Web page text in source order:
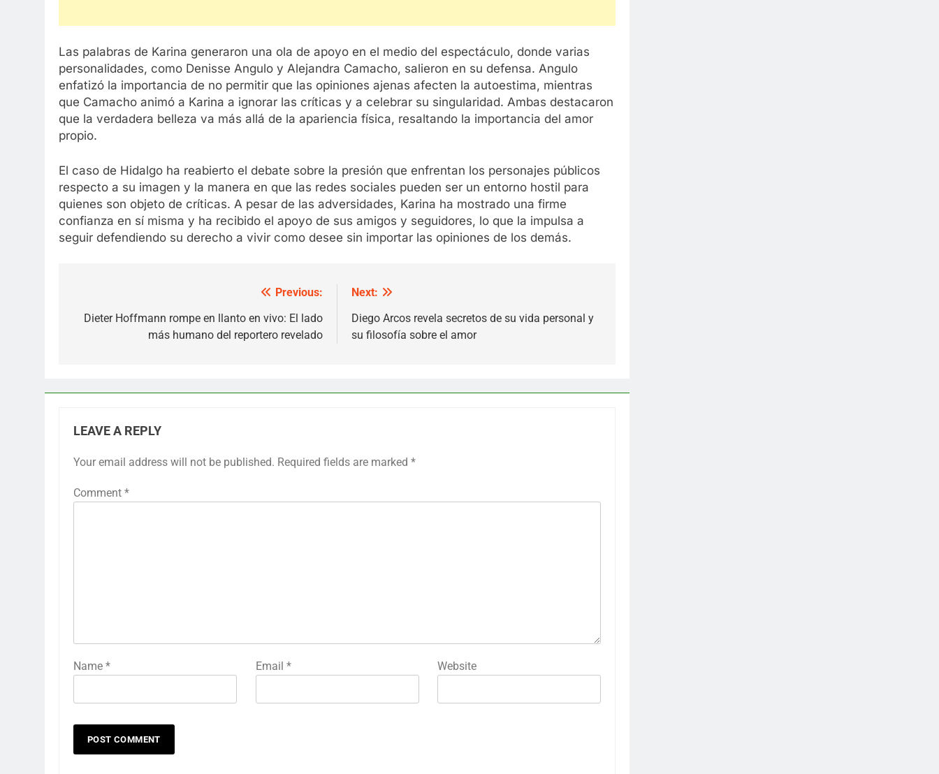
Las palabras de Karina generaron una ola de apoyo en el medio del espectáculo, donde varias
personalidades, como Denisse Angulo y Alejandra Camacho, salieron en su defensa. Angulo
enfatizó la importancia de no permitir que las opiniones ajenas afecten la autoestima, mientras
que Camacho animó a Karina a ignorar las críticas y a celebrar su singularidad. Ambas destacaron
que la verdadera belleza va más allá de la apariencia física, resaltando la importancia del amor
propio.
El caso de Hidalgo ha reabierto el debate sobre la presión que enfrentan los personajes públicos
respecto a su imagen y la manera en que las redes sociales pueden ser un entorno hostil para
quienes son objeto de críticas. A pesar de las adversidades, Karina ha mostrado una firme
confianza en sí misma y ha recibido el apoyo de sus amigos y seguidores, lo que la impulsa a
seguir defendiendo su derecho a vivir como desee sin importar las opiniones de los demás.
navigation
Previous:
Dieter Hoffmann rompe en llanto en vivo: El lado
más humano del reportero revelado
Next:
Diego Arcos revela secretos de su vida personal y
su filosofía sobre el amor
LEAVE A REPLY
Your email address will not be published. Required fields are marked *
Comment *
Name * Email * Website